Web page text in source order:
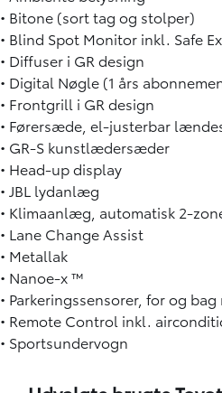
• Bitone (sort tag og stolper)
• Blind Spot Monitor inkl. Safe
• Diffuser i GR design
• Digital Nøgle (1 års
• Frontgrill i GR design
• Førersæde, el-justerbar
• GR-S kunstlædersæder
• Head-up display
• JBL lydanlæg
• Klimaanlæg, automatisk 2-
• Lane Change Assist
• Metallak
• Nanoe-x ™
• Parkeringssensorer, for og
• Remote Control inkl.
• Sportsundervogn